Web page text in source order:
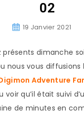
02
19 Janvier 2021
présents dimanche
nous vous diffusions
Adventure
voir qu’il était suivi
de minutes en